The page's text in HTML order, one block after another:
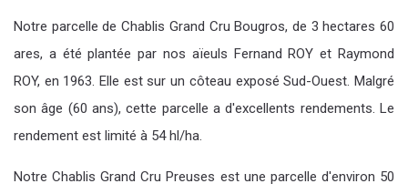
Notre parcelle deChablis Grand Cru Bougros, de 3 hectares 60
ares, a été plantée par nos aïeuls Fernand ROY et Raymond
ROY, en 1963. Elle est sur un côteau exposé Sud-Ouest. Malgré
son âge (60 ans), cette parcelle a d'excellents rendements. Le
rendement est limité à 54 hl/ha.
NotreChablis Grand Cru Preuses est une parcelle d'environ 50